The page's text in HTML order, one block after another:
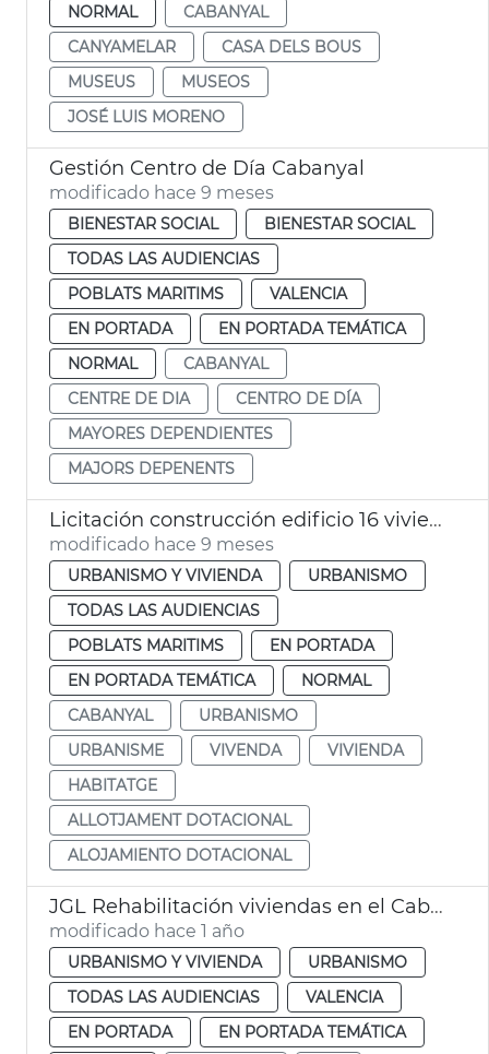
NORMAL
CABANYAL
CANYAMELAR
CASA DELS BOUS
MUSEUS
MUSEOS
JOSÉ LUIS MORENO
Gestión Centro de Día Cabanyal
modificado hace 9 meses
BIENESTAR SOCIAL
BIENESTAR SOCIAL
TODAS LAS AUDIENCIAS
POBLATS MARITIMS
VALENCIA
EN PORTADA
EN PORTADA TEMÁTICA
NORMAL
CABANYAL
CENTRE DE DIA
CENTRO DE DÍA
MAYORES DEPENDIENTES
MAJORS DEPENENTS
Licitación construcción edificio 16 viviendas sociales el Cabanyal
modificado hace 9 meses
URBANISMO Y VIVIENDA
URBANISMO
TODAS LAS AUDIENCIAS
POBLATS MARITIMS
EN PORTADA
EN PORTADA TEMÁTICA
NORMAL
CABANYAL
URBANISMO
URBANISME
VIVENDA
VIVIENDA
HABITATGE
ALLOTJAMENT DOTACIONAL
ALOJAMIENTO DOTACIONAL
JGL Rehabilitación viviendas en el Cabanyal alquiler asequible València
modificado hace 1 año
URBANISMO Y VIVIENDA
URBANISMO
TODAS LAS AUDIENCIAS
VALENCIA
EN PORTADA
EN PORTADA TEMÁTICA